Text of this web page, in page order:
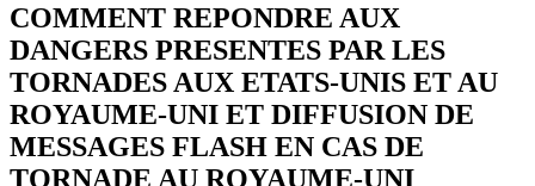
COMMENT REPONDRE AUX
DANGERS PRESENTES PAR LES
TORNADES AUX ETATS-UNIS ET AU
ROYAUME-UNI ET DIFFUSION DE
MESSAGES FLASH EN CAS DE
TORNADE AU ROYAUME-UNI